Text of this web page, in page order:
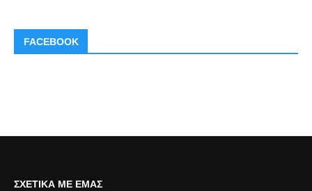
FACEBOOK
ΣΧΕΤΙΚΆ ΜΕ ΕΜΆΣ